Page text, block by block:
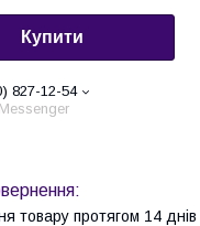
Купити
827-12-54
товару протягом 14 днів